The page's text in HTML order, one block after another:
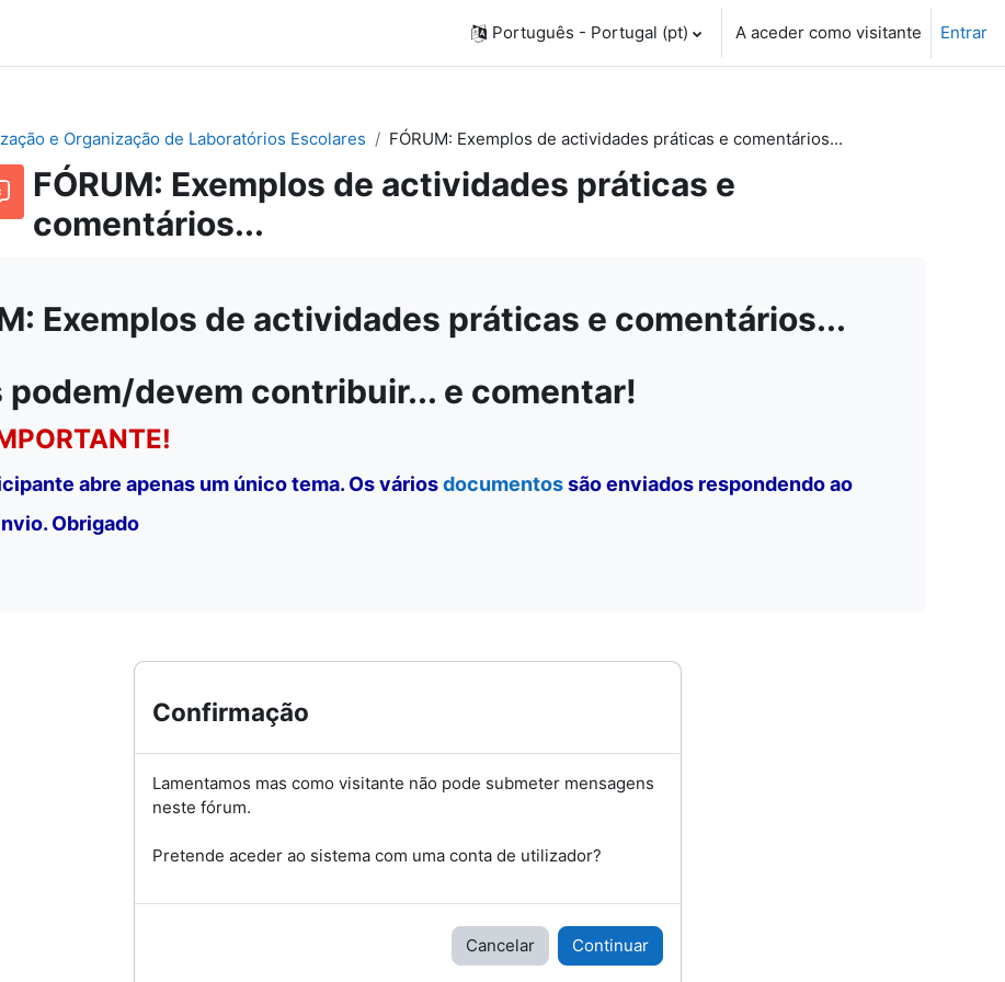
Português - Portugal ‎(pt)‎ A aceder como visitante Entrar
e Organização de Laboratórios Escolares FÓRUM: Exemplos de actividades práticas e comentários...
FÓRUM: Exemplos de actividades práticas e
comentários...
Exemplos de actividades práticas e comentários...
podem/devem contribuir... e comentar!
abre apenas um único tema. Os váriosdocumentossão enviados respondendo ao
Obrigado
Confirmação
Lamentamos mas como visitante não pode submeter mensagens
neste fórum.
Pretende aceder ao sistema com uma conta de utilizador?
Cancelar Continuar